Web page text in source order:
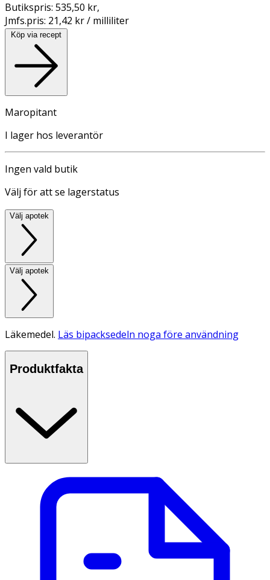
Butikspris: 535,50 kr,
Jmfs.pris: 21,42 kr / milliliter
Köp via recept
Maropitant
I lager hos leverantör
Ingen vald butik
Välj för att se lagerstatus
Välj apotek
Välj apotek
Läkemedel. Läs bipacksedeln noga före användning
Produktfakta